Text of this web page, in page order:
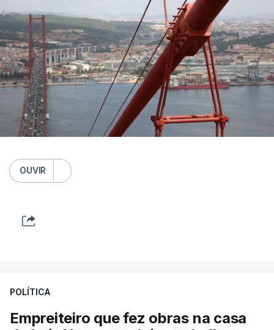
OUVIR
POLÍTICA
Empreiteiro que fez obras na casa